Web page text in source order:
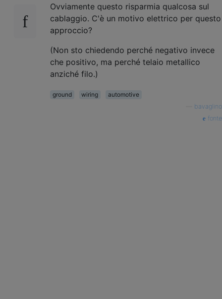
Ovviamente questo risparmia qualcosa sul
cablaggio. C'è un motivo elettrico per questo
approccio?
(Non sto chiedendo perché negativo invece
che positivo, ma perché telaio metallico
anziché filo.)
ground wiring
automotive
bavaglino
fonte